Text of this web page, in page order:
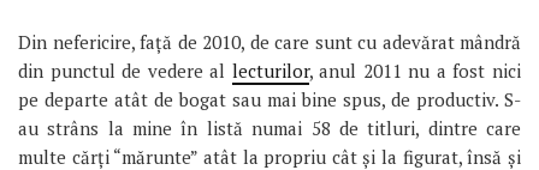
Din nefericire, față de 2010, de care sunt cu adevărat mândră
din punctul de vedere al lecturilor, anul 2011 nu a fost nici
pe departe atât de bogat sau mai bine spus, de productiv. S-
au strâns la mine în listă numai 58 de titluri, dintre care
multe cărți “mărunte” atât la propriu cât și la figurat, însă și